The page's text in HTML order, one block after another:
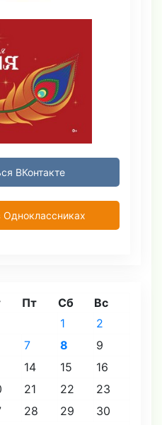
ВКонтакте
Одноклассниках
Пт Сб Вс
1
2
7 8
9
14 15
16
21 22
23
28 29
30